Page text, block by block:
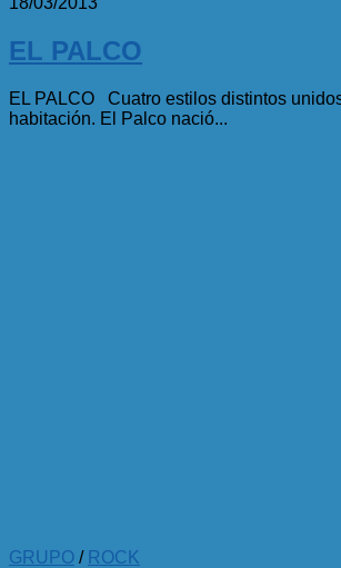
EL PALCO
EL PALCO Cuatro estilos distintos
habitación. El Palco nació...
GRUPO / ROCK